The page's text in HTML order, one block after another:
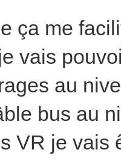
ça me
vais
au
bus au
VR je vais